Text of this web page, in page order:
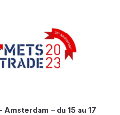
Amsterdam – du 15 au 17